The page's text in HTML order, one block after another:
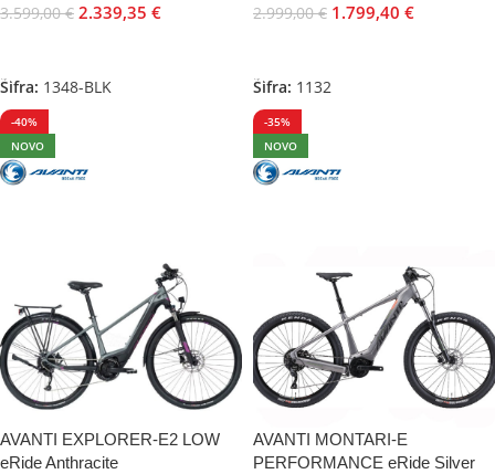
3.599,00€ 2.339,35 €
Šifra: 1348-BLK
2.999,00€ 1.799,40 €
Šifra: 1132
-40%
NOVO
AVANTI EXPLORER-E2 LOW
eRide Anthracite
-35%
NOVO
AVANTI MONTARI-E
PERFORMANCE eRide Silver